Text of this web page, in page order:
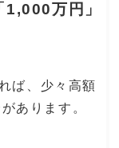
万円」
ば、少々高額
あります。